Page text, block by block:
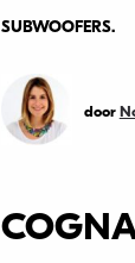
SUBWOOFERS.
door